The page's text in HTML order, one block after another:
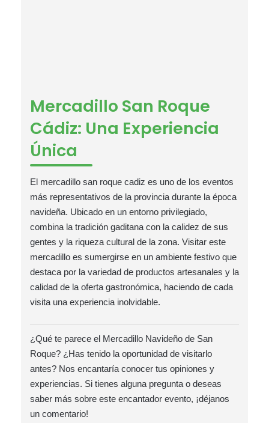
Mercadillo San Roque
Cádiz: Una Experiencia
Única
El mercadillo san roque cadiz es uno de los eventos
más representativos de la provincia durante la época
navideña. Ubicado en un entorno privilegiado,
combina la tradición gaditana con la calidez de sus
gentes y la riqueza cultural de la zona. Visitar este
mercadillo es sumergirse en un ambiente festivo que
destaca por la variedad de productos artesanales y la
calidad de la oferta gastronómica, haciendo de cada
visita una experiencia inolvidable.
¿Qué te parece el Mercadillo Navideño de San
Roque? ¿Has tenido la oportunidad de visitarlo
antes? Nos encantaría conocer tus opiniones y
experiencias. Si tienes alguna pregunta o deseas
saber más sobre este encantador evento, ¡déjanos
un comentario!